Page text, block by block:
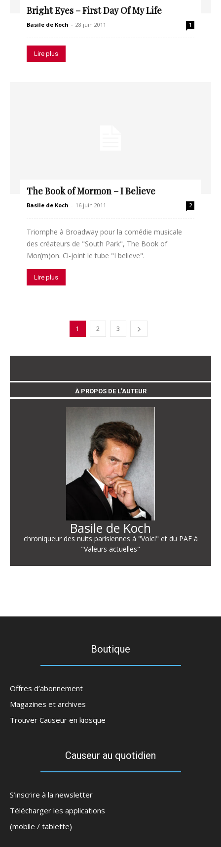
Bright Eyes – First Day Of My Life
Basile de Koch - 28 juin 2011 1
Lire plus
The Book of Mormon – I Believe
Basile de Koch - 16 juin 2011 2
Triomphe à Broadway pour la comédie musicale
des créateurs de "South Park", The Book of
Mor(m)on. Ci-joint le tube "I believe".
Lire plus
1 2 3
À PROPOS DE L’AUTEUR
Basile de Koch
chroniqueur des nuits parisiennes à "Voici" et du PAF à
"Valeurs actuelles"
Boutique
Offres d’abonnement
Magazines et archives
Trouver Causeur en kiosque
Causeur au quotidien
S’inscrire à la newsletter
Télécharger les applications
(mobile / tablette)